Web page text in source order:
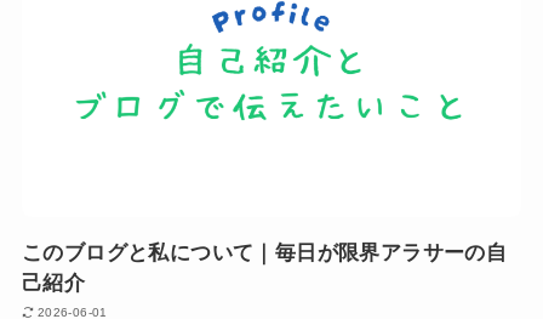
このブログと私について｜毎日が限界アラサーの自
己紹介
2026-06-01